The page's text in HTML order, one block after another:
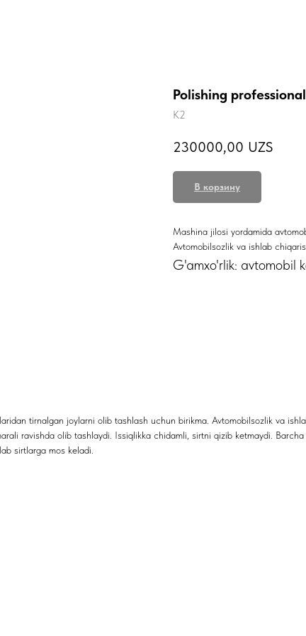
Polishing
K2
230000,00 UZS
В корзину
Mashina jilosi yordamida
Avtomobilsozlik va ishlab
G'amxo'rlik: avtomobil
tirnalgan joylarni olib tashlash uchun birikma. Avtomobilsozlik va
ravishda olib tashlaydi. Issiqlikka chidamli, sirtni qizib ketmaydi.
sirtlarga mos keladi.